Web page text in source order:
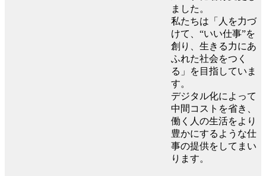
ました。
私たちは「人を力づ
けて、“いい仕事”を
創り、生きる力にあ
ふれた社会をつく
る」を目指していま
す。
デジタル化によって
中間コストを省き、
働く人の生活をより
豊かにするような仕
事の提供をしてまい
ります。